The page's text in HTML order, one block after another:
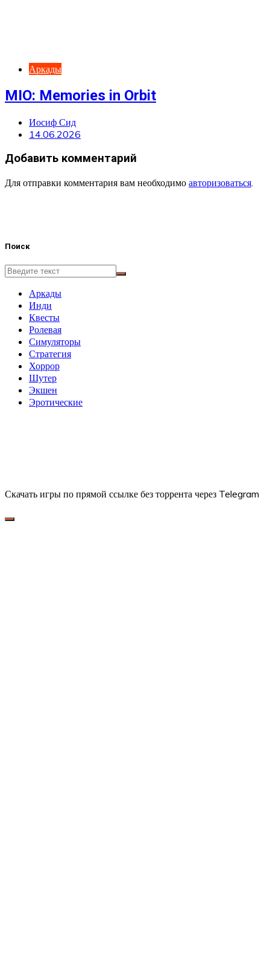
Аркады
MIO: Memories in Orbit
Иосиф Сид
14.06.2026
Добавить комментарий
Для отправки комментария вам необходимо авторизоваться
Поиск
Аркады
Инди
Квесты
Ролевая
Симуляторы
Стратегия
Хоррор
Шутер
Экшен
Эротические
Скачать игры по прямой ссылке без торрента через Telegram